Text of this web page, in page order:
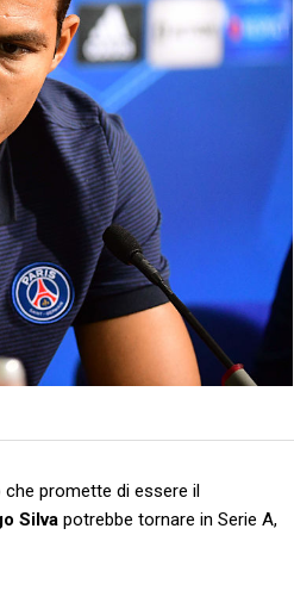
che promette di essere il
Silva potrebbe tornare in Serie A,